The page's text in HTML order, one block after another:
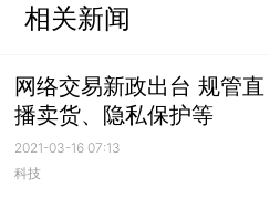
相关新闻
网络交易新政出台 规管直
播卖货、隐私保护等
2021-03-16 07:13
科技